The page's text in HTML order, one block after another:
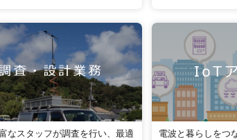
なスタッフが調査を行い、最適
電波と暮らしをつ